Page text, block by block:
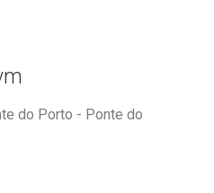
do Porto - Ponte do